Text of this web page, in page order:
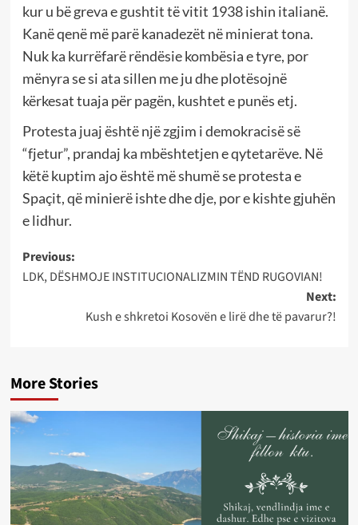
kur u bë greva e gushtit të vitit 1938 ishin italianë.
Kanë qenë më parë kanadezët në minierat tona.
Nuk ka kurrëfarë rëndësie kombësia e tyre, por
mënyra se si ata sillen me ju dhe plotësojnë
kërkesat tuaja për pagën, kushtet e punës etj.
Protesta juaj është një zgjim i demokracisë së
“fjetur”, prandaj ka mbështetjen e qytetarëve. Në
këtë kuptim ajo është më shumë se protesta e
Spaçit, që minierë ishte dhe dje, por e kishte gjuhën
e lidhur.
Post
navigation
Previous:
LDK, DËSHMOJE INSTITUCIONALIZMIN TËND RUGOVIAN!
Next:
Kush e shkretoi Kosovën e lirë dhe të pavarur?!
More Stories